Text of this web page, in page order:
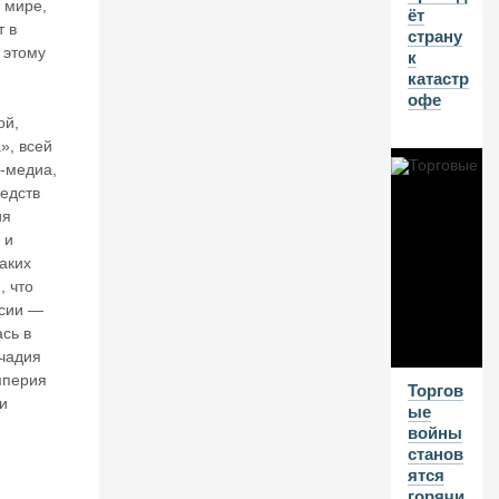
а
к
и
х
с
А
В
в
всей
медиа,
и
что
—
в
ёт
страну
к
катастр
офе
Торгов
ые
войны
станов
ятся